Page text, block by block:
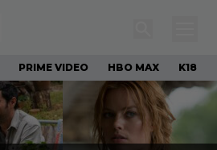
PRIME VIDEO HBO MAX K18